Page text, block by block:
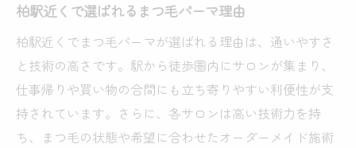
柏駅近くで選ばれるまつ毛パーマ理由
柏駅近くでまつ毛パーマが選ばれる理由は、通いやすさ
と技術の高さです。駅から徒歩圏内にサロンが集まり、
仕事帰りや買い物の合間にも立ち寄りやすい利便性が支
持されています。さらに、各サロンは高い技術力を持
ち、まつ毛の状態や希望に合わせたオーダーメイド施術